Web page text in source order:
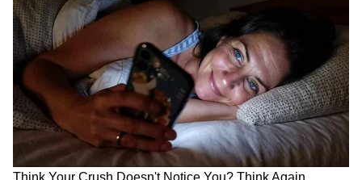
डिस्क्लेमर:इस आर्टिकल में दिए गए पेट्रोल और डीज़ल
के रेट्स Goodreturns.in के सुबह के डेटा पर आधारित
हैं। राज्यों के लोकल टैक्स (Vat), माल ढुलाई और
लोकल टैक्स की वजह से आपके जिले या पेट्रोल पंप पर
वास्तविक कीमतों में मामूली अंतर हो सकता है। किसी भी
शहर के लाइव और सटीक रेट्स के लिए अपनी तेल कंपनी
(IOCL, BPCL या HPCL) की आधिकारिक वेबसाइट या
ऐप को चेक करें।